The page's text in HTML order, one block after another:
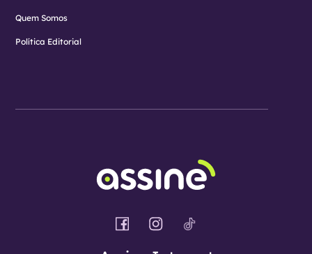
Quem Somos
Política Editorial